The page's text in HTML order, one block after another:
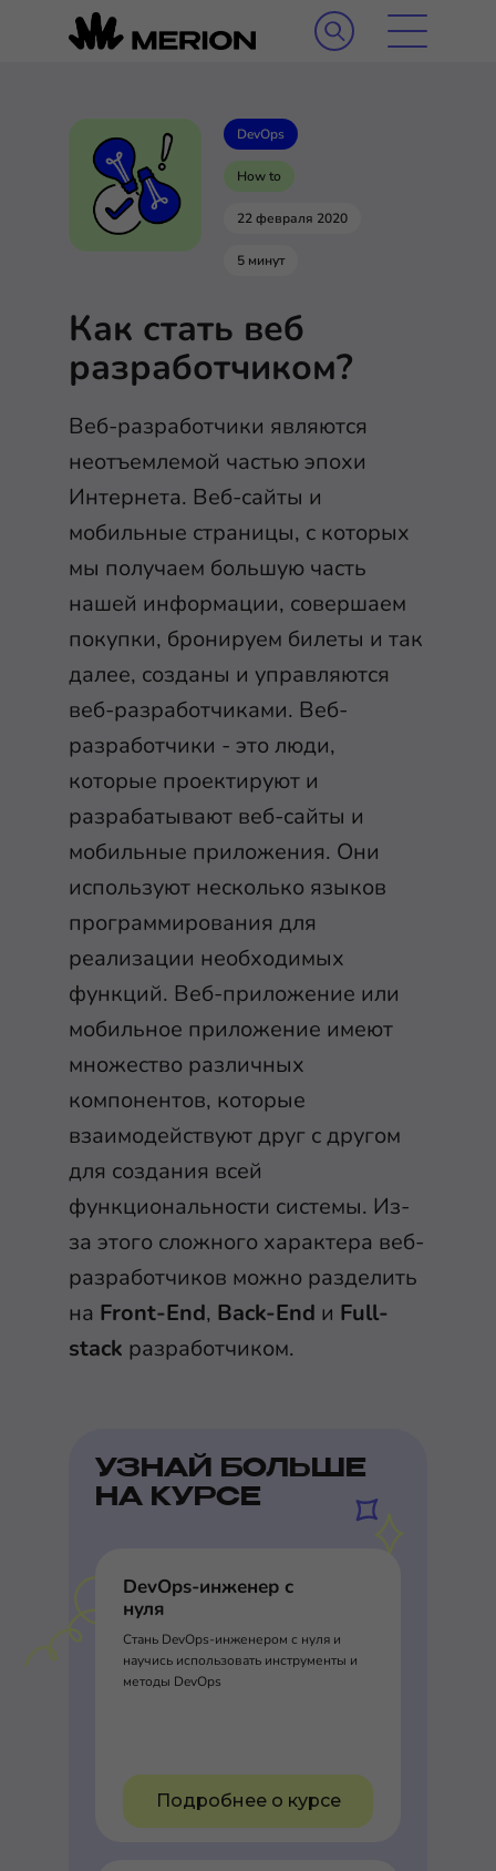
DevOps
How to
22 февраля 2020
5 минут
Как стать веб
разработчиком?
Веб-разработчики являются
неотъемлемой частью эпохи
Интернета. Веб-сайты и
мобильные страницы, с которых
мы получаем большую часть
нашей информации, совершаем
покупки, бронируем билеты и так
далее, созданы и управляются
веб-разработчиками. Веб-
разработчики - это люди,
которые проектируют и
разрабатывают веб-сайты и
мобильные приложения. Они
используют несколько языков
программирования для
реализации необходимых
функций. Веб-приложение или
мобильное приложение имеют
множество различных
компонентов, которые
взаимодействуют друг с другом
для создания всей
функциональности системы. Из-
за этого сложного характера веб-
разработчиков можно разделить
на Front-End, Back-End и Full-
stack разработчиком.
УЗНАЙ БОЛЬШЕ
НА КУРСЕ
DevOps-инженер с
нуля
Стань DevOps-инженером с нуля и
научись использовать инструменты и
методы DevOps
Подробнее о курсе